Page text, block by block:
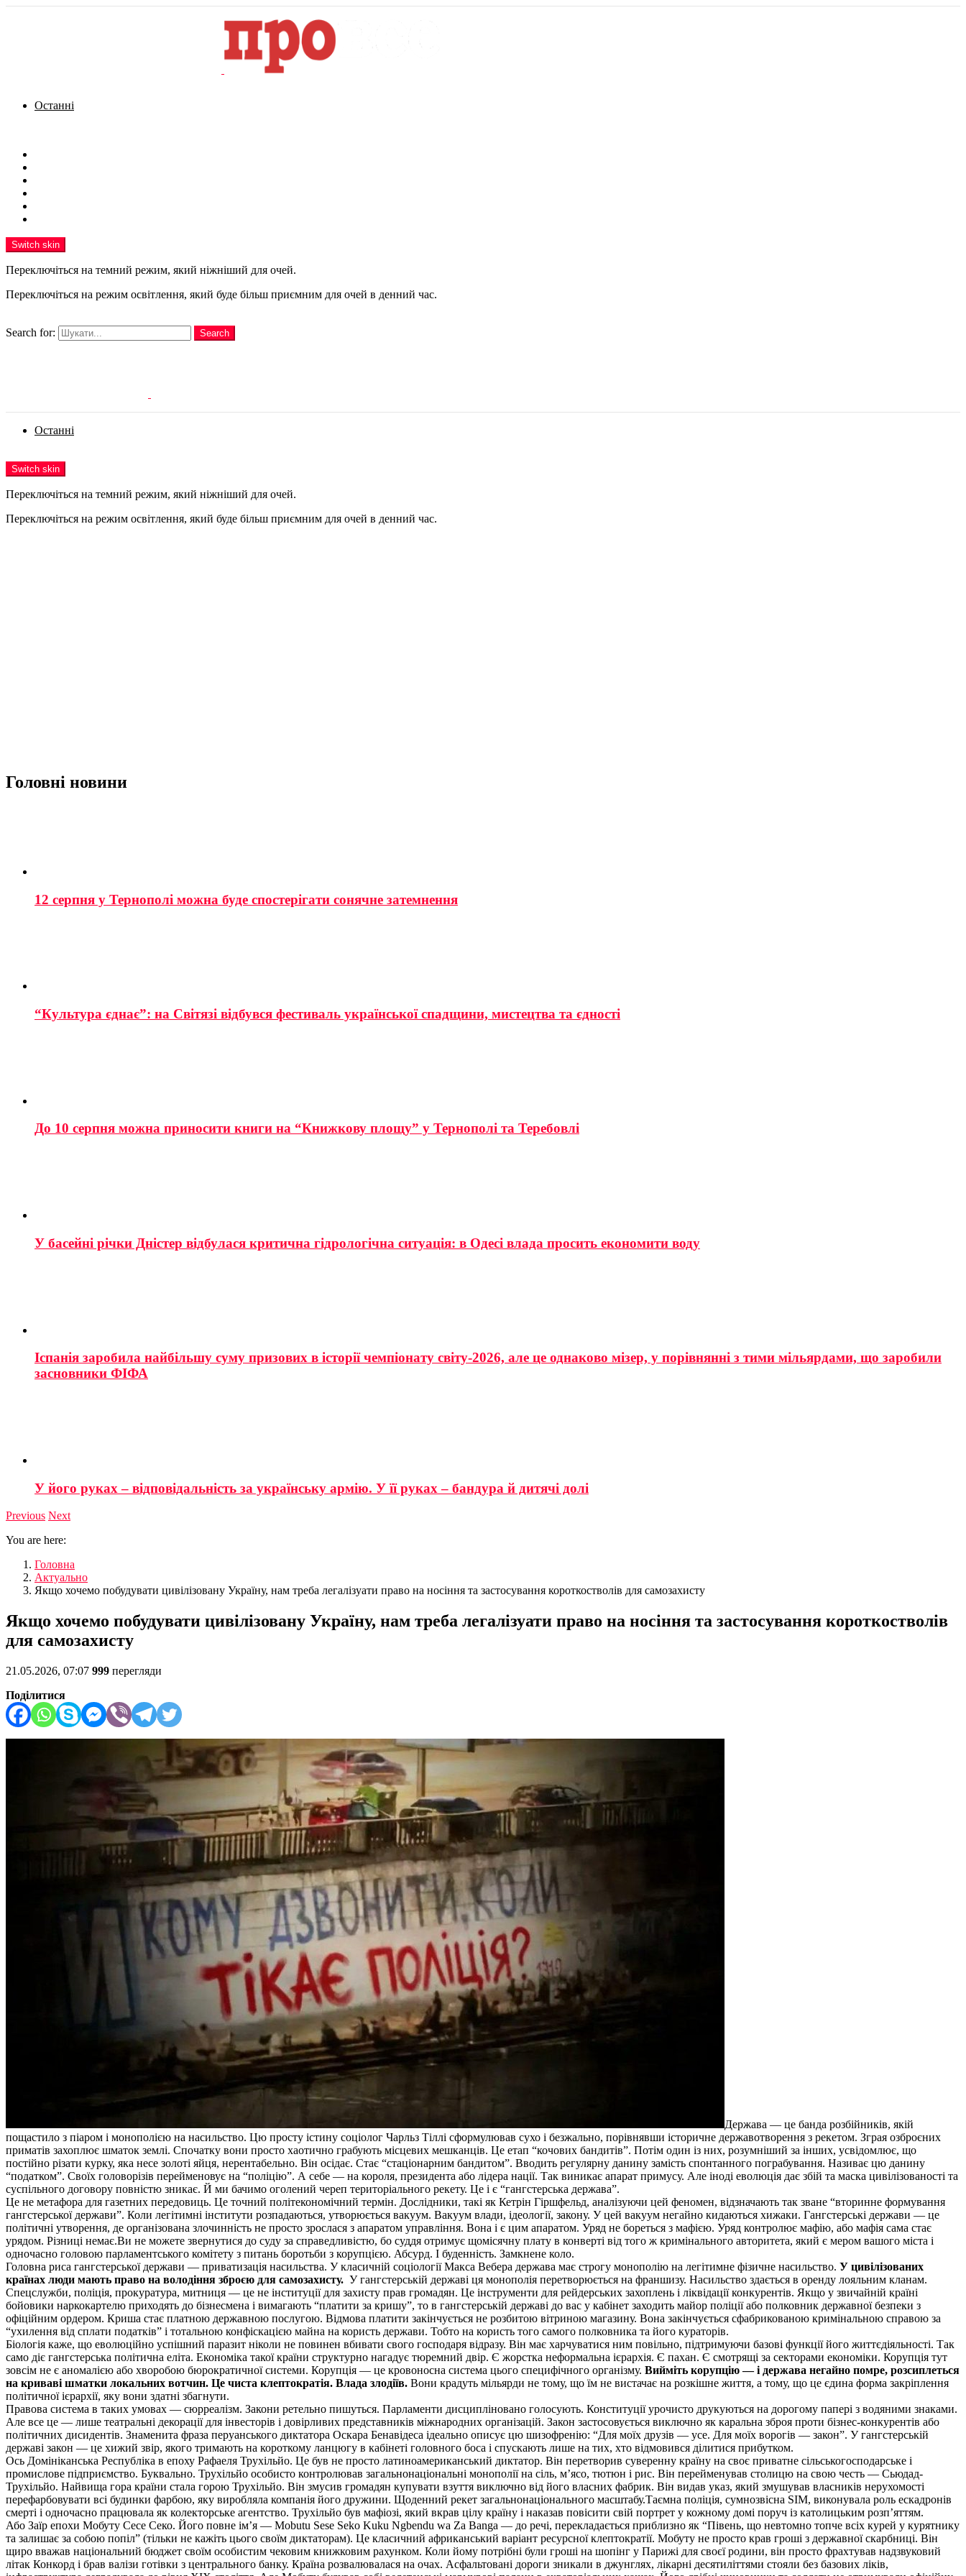
Останні
Switch skin
Переключіться на темний режим, який ніжніший для очей.
Переключіться на режим освітлення, який буде більш приємним для очей в денний час.
Search for:
Search
Останні
Switch skin
Переключіться на темний режим, який ніжніший для очей.
Переключіться на режим освітлення, який буде більш приємним для очей в денний час.
Головні новини
12 серпня у Тернополі можна буде спостерігати сонячне затемнення
“Культура єднає”: на Світязі відбувся фестиваль української спадщини, мистецтва та єдності
До 10 серпня можна приносити книги на “Книжкову площу” у Тернополі та Теребовлі
У басейні річки Дністер відбулася критична гідрологічна ситуація: в Одесі влада просить економити воду
Іспанія заробила найбільшу суму призових в історії чемпіонату світу-2026, але це однаково мізер, у порівнянні з тими мільярдами, що заробили
засновники ФІФА
У його руках – відповідальність за українську армію. У її руках – бандура й дитячі долі
Previous Next
You are here:
Головна
Актуально
Якщо хочемо побудувати цивілізовану Україну, нам треба легалізуати право на носіння та застосування короткостволів для самозахисту
Якщо хочемо побудувати цивілізовану Україну, нам треба легалізуати право на носіння та застосування короткостволів
для самозахисту
21.05.2026, 07:07 999 перегляди
Поділитися
Держава — це банда розбійників, якій
пощастило з піаром і монополією на насильство. Цю просту істину соціолог Чарльз Тіллі сформулював сухо і безжально, порівнявши історичне державотворення з рекетом. Зграя озброєних
приматів захоплює шматок землі. Спочатку вони просто хаотично грабують місцевих мешканців. Це етап “кочових бандитів”. Потім один із них, розумніший за інших, усвідомлює, що
постійно різати курку, яка несе золоті яйця, нерентабельно. Він осідає. Стає “стаціонарним бандитом”. Вводить регулярну данину замість спонтанного пограбування. Називає цю данину
“податком”. Своїх головорізів перейменовує на “поліцію”. А себе — на короля, президента або лідера нації. Так виникає апарат примусу. Але іноді еволюція дає збій та маска цивілізованості та
суспільного договору повністю зникає. Й ми бачимо оголений череп територіального рекету. Це і є “гангстерська держава”.
Це не метафора для газетних передовиць. Це точний політекономічний термін. Дослідники, такі як Кетрін Гіршфельд, аналізуючи цей феномен, відзначають так зване “вторинне формування
гангстерської держави”. Коли легітимні інститути розпадаються, утворюється вакуум. Вакуум влади, ідеології, закону. У цей вакуум негайно кидаються хижаки. Гангстерські держави — це
політичні утворення, де організована злочинність не просто зрослася з апаратом управління. Вона і є цим апаратом. Уряд не бореться з мафією. Уряд контролює мафію, або мафія сама стає
урядом. Різниці немає.Ви не можете звернутися до суду за справедливістю, бо суддя отримує щомісячну плату в конверті від того ж кримінального авторитета, який є мером вашого міста і
одночасно головою парламентського комітету з питань боротьби з корупцією. Абсурд. І буденність. Замкнене коло.
Головна риса гангстерської держави — приватизація насильства. У класичній соціології Макса Вебера держава має строгу монополію на легітимне фізичне насильство. У цивілізованих
країнах люди мають право на володіння зброєю для самозахисту. У гангстерській державі ця монополія перетворюється на франшизу. Насильство здається в оренду лояльним кланам.
Спецслужби, поліція, прокуратура, митниця — це не інституції для захисту прав громадян. Це інструменти для рейдерських захоплень і ліквідації конкурентів. Якщо у звичайній країні
бойовики наркокартелю приходять до бізнесмена і вимагають “платити за кришу”, то в гангстерській державі до вас у кабінет заходить майор поліції або полковник державної безпеки з
офіційним ордером. Криша стає платною державною послугою. Відмова платити закінчується не розбитою вітриною магазину. Вона закінчується сфабрикованою кримінальною справою за
“ухилення від сплати податків” і тотальною конфіскацією майна на користь держави. Тобто на користь того самого полковника та його кураторів.
Біологія каже, що еволюційно успішний паразит ніколи не повинен вбивати свого господаря відразу. Він має харчуватися ним повільно, підтримуючи базові функції його життєдіяльності. Так
само діє гангстерська політична еліта. Економіка такої країни структурно нагадує тюремний двір. Є жорстка неформальна ієрархія. Є пахан. Є смотрящі за секторами економіки. Корупція тут
зовсім не є аномалією або хворобою бюрократичної системи. Корупція — це кровоносна система цього специфічного організму. Вийміть корупцію — і держава негайно помре, розсиплеться
на криваві шматки локальних вотчин. Це чиста клептократія. Влада злодіїв. Вони крадуть мільярди не тому, що їм не вистачає на розкішне життя, а тому, що це єдина форма закріплення
політичної ієрархії, яку вони здатні збагнути.
Правова система в таких умовах — сюрреалізм. Закони ретельно пишуться. Парламенти дисципліновано голосують. Конституції урочисто друкуються на дорогому папері з водяними знаками.
Але все це — лише театральні декорації для інвесторів і довірливих представників міжнародних організацій. Закон застосовується виключно як каральна зброя проти бізнес-конкурентів або
політичних дисидентів. Знаменита фраза перуанського диктатора Оскара Бенавідеса ідеально описує цю шизофренію: “Для моїх друзів — усе. Для моїх ворогів — закон”. У гангстерській
державі закон — це хижий звір, якого тримають на короткому ланцюгу в кабінеті головного боса і спускають лише на тих, хто відмовився ділитися прибутком.
Ось Домініканська Республіка в епоху Рафаеля Трухільйо. Це був не просто латиноамериканський диктатор. Він перетворив суверенну країну на своє приватне сільськогосподарське і
промислове підприємство. Буквально. Трухільйо особисто контролював загальнонаціональні монополії на сіль, м’ясо, тютюн і рис. Він перейменував столицю на свою честь — Сьюдад-
Трухільйо. Найвища гора країни стала горою Трухільйо. Він змусив громадян купувати взуття виключно від його власних фабрик. Він видав указ, який змушував власників нерухомості
перефарбовувати всі будинки фарбою, яку виробляла компанія його дружини. Щоденний рекет загальнонаціонального масштабу.Таємна поліція, сумнозвісна SIM, виконувала роль ескадронів
смерті і одночасно працювала як колекторське агентство. Трухільйо був мафіозі, який вкрав цілу країну і наказав повісити свій портрет у кожному домі поруч із католицьким розп’яттям.
Або Заїр епохи Мобуту Сесе Секо. Його повне ім’я — Mobutu Sese Seko Kuku Ngbendu wa Za Banga — до речі, перекладається приблизно як “Півень, що невтомно топче всіх курей у курятнику
та залишає за собою попіл” (тільки не кажіть цього своїм диктаторам). Це класичний африканський варіант ресурсної клептократії. Мобуту не просто крав гроші з державної скарбниці. Він
щиро вважав національний бюджет своїм особистим чековим книжковим рахунком. Коли йому потрібні були гроші на шопінг у Парижі для своєї родини, він просто фрахтував надзвуковий
літак Конкорд і брав валізи готівки з центрального банку. Країна розвалювалася на очах. Асфальтовані дороги зникали в джунглях, лікарні десятиліттями стояли без базових ліків,